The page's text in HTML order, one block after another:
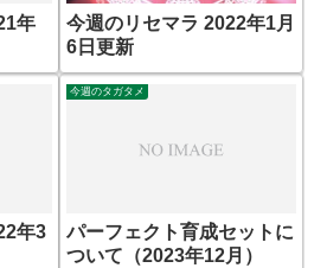
年
今週のリセマラ 2022年1月
6日更新
年3
今週のタガタメ
パーフェクト育成セットに
ついて（2023年12月）